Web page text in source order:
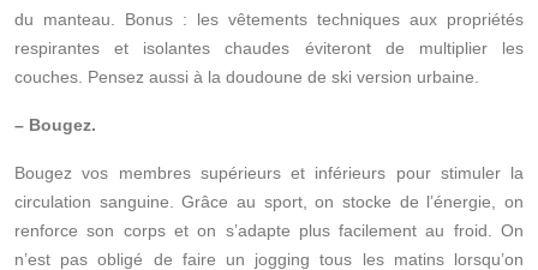
du manteau. Bonus : les vêtements techniques aux propriétés
respirantes et isolantes chaudes éviteront de multiplier les
couches. Pensez aussi à la doudoune de ski version urbaine.
– Bougez.
Bougez vos membres supérieurs et inférieurs pour stimuler la
circulation sanguine. Grâce au sport, on stocke de l’énergie, on
renforce son corps et on s’adapte plus facilement au froid. On
n’est pas obligé de faire un jogging tous les matins lorsqu’on